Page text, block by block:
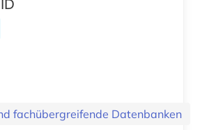
fachübergreifende Datenbanken